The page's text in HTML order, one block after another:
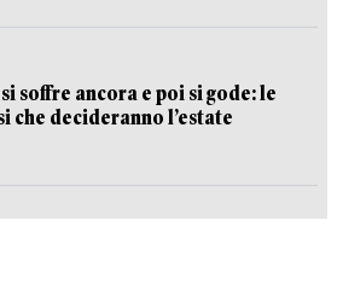
soffre ancora e poi si gode: le
che decideranno l’estate